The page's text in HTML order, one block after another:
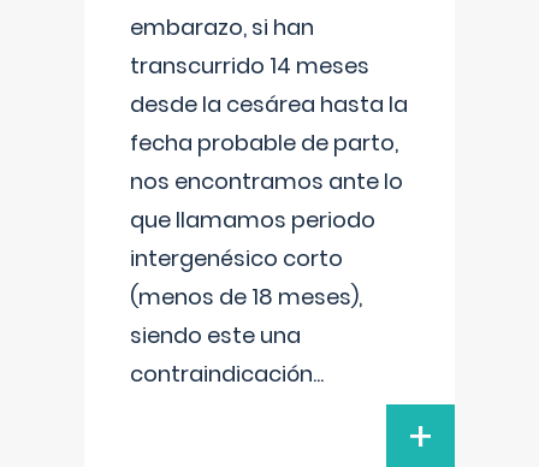
embarazo, si han
transcurrido 14 meses
desde la cesárea hasta la
fecha probable de parto,
nos encontramos ante lo
que llamamos periodo
intergenésico corto
(menos de 18 meses),
siendo este una
contraindicación...
+